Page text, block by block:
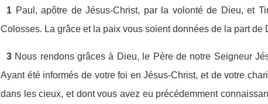
1 Paul, apôtre de Jésus-Christ, par la volonté de Dieu, et
Colosses. La grâce et la paix vous soient données de la part
3 Nous rendons grâces à Dieu, le Père de notre Seigneur
Ayant été informés de votre foi en Jésus-Christ, et de votre
dans les cieux, et dont vous avez eu précédemment